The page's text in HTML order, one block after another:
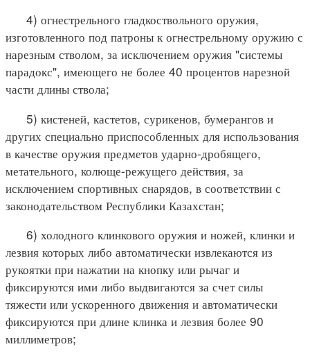
4) огнестрельного гладкоствольного оружия,
изготовленного под патроны к огнестрельному оружию с
нарезным стволом, за исключением оружия "системы
парадокс", имеющего не более 40 процентов нарезной
части длины ствола;
5) кистеней, кастетов, сурикенов, бумерангов и
других специально приспособленных для использования
в качестве оружия предметов ударно-дробящего,
метательного, колюще-режущего действия, за
исключением спортивных снарядов, в соответствии с
законодательством Республики Казахстан;
6) холодного клинкового оружия и ножей, клинки и
лезвия которых либо автоматически извлекаются из
рукоятки при нажатии на кнопку или рычаг и
фиксируются ими либо выдвигаются за счет силы
тяжести или ускоренного движения и автоматически
фиксируются при длине клинка и лезвия более 90
миллиметров;